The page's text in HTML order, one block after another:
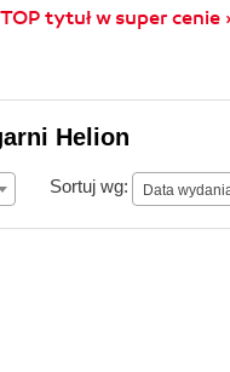
TOP tytuł w super
Helion
Sortuj wg: Data wydania
Data